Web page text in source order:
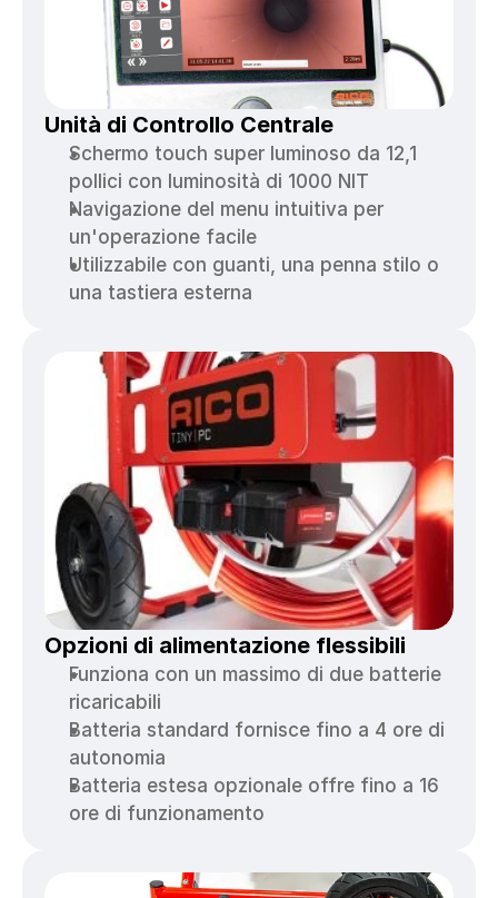
Unità di Controllo Centrale
Schermo touch super luminoso da 12,1
pollici con luminosità di 1000 NIT
Navigazione del menu intuitiva per
un'operazione facile
Utilizzabile con guanti, una penna stilo o
una tastiera esterna
Opzioni di alimentazione flessibili
Funziona con un massimo di due batterie
ricaricabili
Batteria standard fornisce fino a 4 ore di
autonomia
Batteria estesa opzionale offre fino a 16
ore di funzionamento